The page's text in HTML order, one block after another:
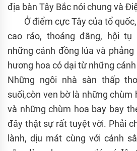
địa bàn Tây Bắc nói chung và
Ở điểm cực Tây của tổ quốc,
cao ráo, thoáng đãng, hội tụ
những cánh đồng lúa và
hương hoa cỏ dại từ những
Những ngôi nhà sàn thấp
suối,còn ven bờ là những chùm
và những chùm hoa bay bay
đây thật sự rất tuyệt vời. Phải
lành, dịu mát cùng với cảnh